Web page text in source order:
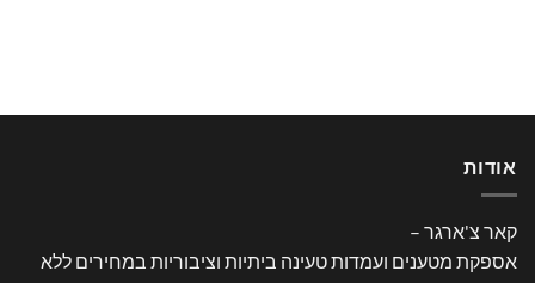
אודות
קאר צ'ארגר –
אספקת מטענים ועמדות טעינה ביתיות וציבוריות במחירים ללא